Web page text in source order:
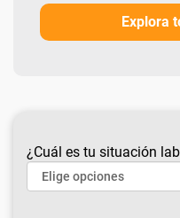
Explora
¿Cuál es tu situación